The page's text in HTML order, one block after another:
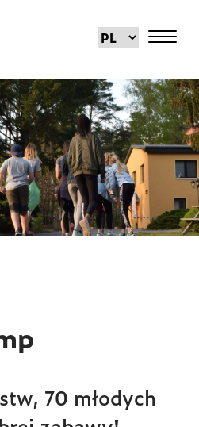
70 młodych